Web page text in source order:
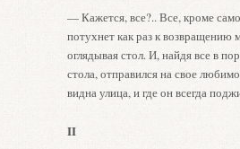
— Кажется, все?.. Все, кроме
потухнет как раз к
оглядывая стол. И, найдя все в
стола, отправился на свое
видна улица, и где он всегда
II